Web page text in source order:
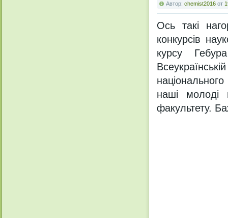
Автор: chemist2016 от
Ось такі
конкурсів
курсу
наші молоді
факультету.